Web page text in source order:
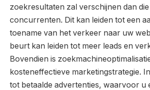
zoekresultaten zal verschijnen dan
concurrenten. Dit kan leiden tot een
toename van het verkeer naar uw
beurt kan leiden tot meer leads en
Bovendien is
kosteneffectieve marketingstrategie.
tot betaalde advertenties, waarvoor u